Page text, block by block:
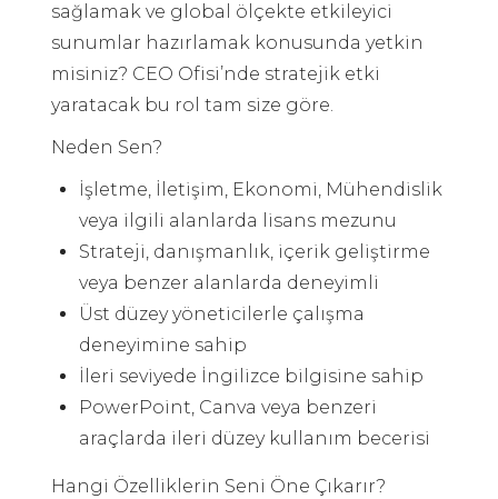
sağlamak ve global ölçekte etkileyici
sunumlar hazırlamak konusunda yetkin
misiniz? CEO Ofisi’nde stratejik etki
yaratacak bu rol tam size göre.
Neden Sen?
İşletme, İletişim, Ekonomi, Mühendislik
veya ilgili alanlarda lisans mezunu
Strateji, danışmanlık, içerik geliştirme
veya benzer alanlarda deneyimli
Üst düzey yöneticilerle çalışma
deneyimine sahip
İleri seviyede İngilizce bilgisine sahip
PowerPoint, Canva veya benzeri
araçlarda ileri düzey kullanım becerisi
Hangi Özelliklerin Seni Öne Çıkarır?